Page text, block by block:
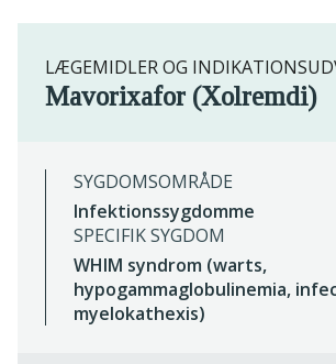
LÆGEMIDLER OG
Mavorixafor (Xolremdi)
SYGDOMSOMRÅDE
Infektionssygdomme
SPECIFIK SYGDOM
WHIM syndrom (warts,
hypogammaglobulinemia,
myelokathexis)